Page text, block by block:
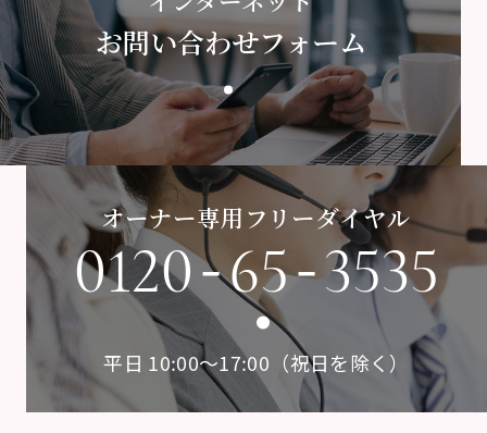
お問い合わせフォーム
オーナー専用フリーダイヤル
0120-65-3535
平日 10:00〜17:00（祝日を除く）